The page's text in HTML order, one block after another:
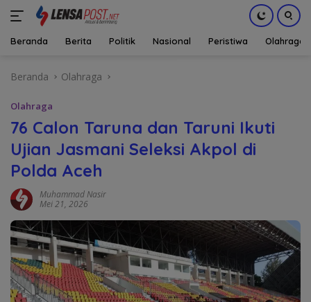
Beranda Berita Politik Nasional Peristiwa Olahraga
Beranda Olahraga
Olahraga
76 Calon Taruna dan Taruni Ikuti
Ujian Jasmani Seleksi Akpol di
Polda Aceh
Muhammad Nasir
Mei 21, 2026